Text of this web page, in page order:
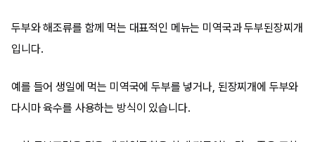
두부와 해조류를 함께 먹는 대표적인 메뉴는 미역국과 두부된장찌개
입니다.
예를 들어 생일에 먹는 미역국에 두부를 넣거나, 된장찌개에 두부와
다시마 육수를 사용하는 방식이 있습니다.